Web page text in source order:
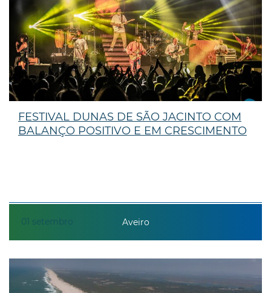
01 setembro
FESTIVAL DUNAS DE SÃO JACINTO COM
BALANÇO POSITIVO E EM CRESCIMENTO
Aveiro